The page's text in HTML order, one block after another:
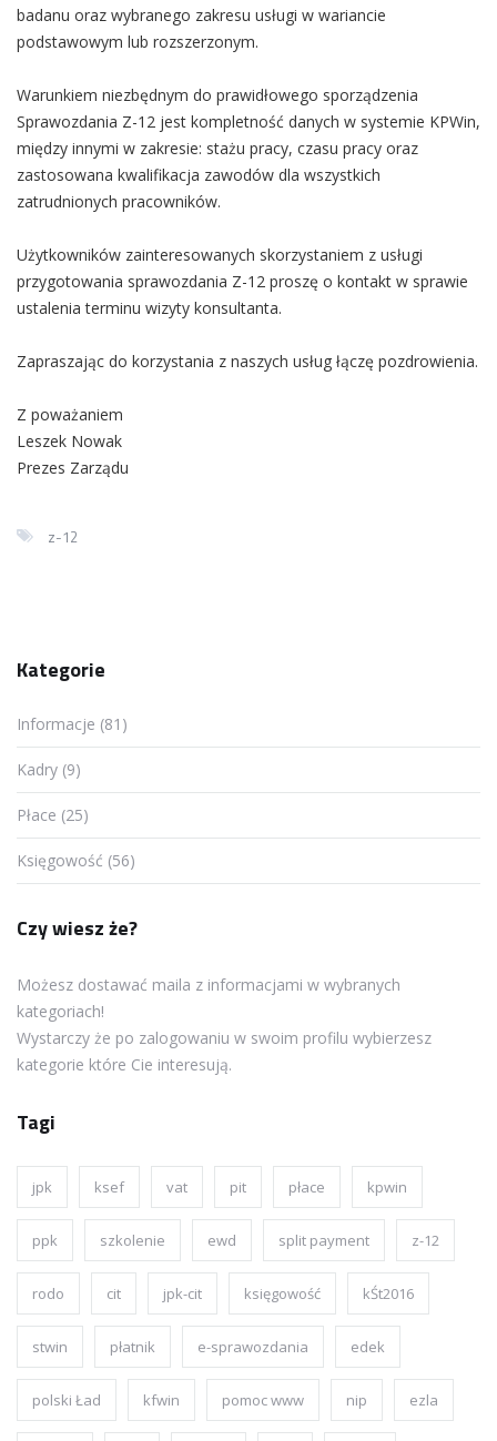
badanu oraz wybranego zakresu usługi w wariancie
podstawowym lub rozszerzonym.
Warunkiem niezbędnym do prawidłowego sporządzenia
Sprawozdania Z-12 jest kompletność danych w systemie KPWin,
między innymi w zakresie: stażu pracy, czasu pracy oraz
zastosowana kwalifikacja zawodów dla wszystkich
zatrudnionych pracowników.
Użytkowników zainteresowanych skorzystaniem z usługi
przygotowania sprawozdania Z-12 proszę o kontakt w sprawie
ustalenia terminu wizyty konsultanta.
Zapraszając do korzystania z naszych usług łączę pozdrowienia.
Z poważaniem
Leszek Nowak
Prezes Zarządu
z-12
Kategorie
Informacje (81)
Kadry (9)
Płace (25)
Księgowość (56)
Czy wiesz że?
Możesz dostawać maila z informacjami w wybranych
kategoriach!
Wystarczy że po zalogowaniu w swoim profilu wybierzesz
kategorie które Cie interesują.
Tagi
jpk ksef vat pit płace kpwin
ppk szkolenie ewd split payment z-12
rodo cit jpk-cit księgowość kŚt2016
stwin płatnik e-sprawozdania edek
polski Ład kfwin pomoc www nip ezla